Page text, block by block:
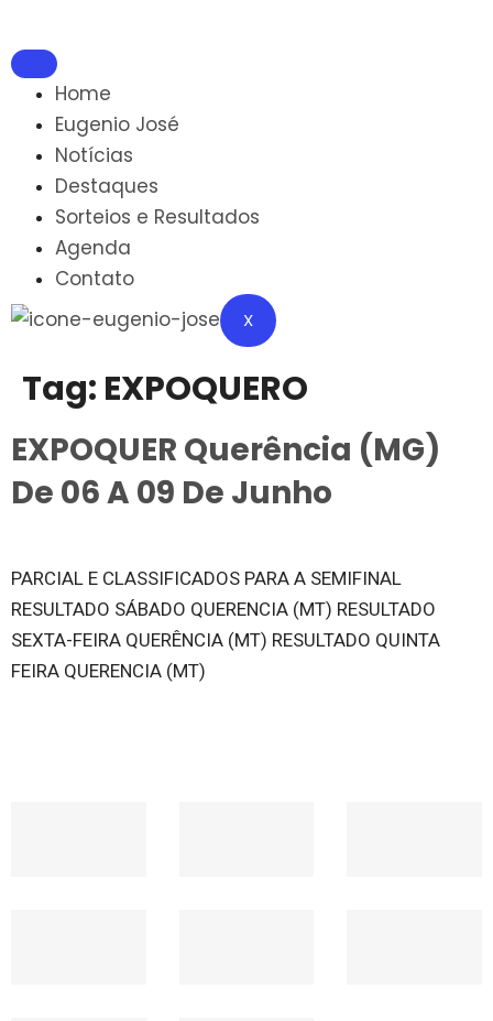
Home
Eugenio José
Notícias
Destaques
Sorteios e Resultados
Agenda
Contato
X
Tag: EXPOQUERO
EXPOQUER Querência (MG)
De 06 A 09 De Junho
PARCIAL E CLASSIFICADOS PARA A SEMIFINAL
RESULTADO SÁBADO QUERENCIA (MT) RESULTADO
SEXTA-FEIRA QUERÊNCIA (MT) RESULTADO QUINTA
FEIRA QUERENCIA (MT)